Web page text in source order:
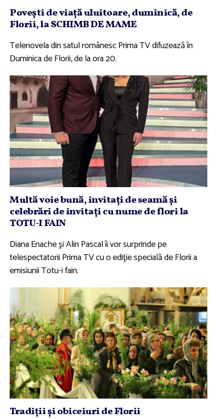
Poveşti de viaţă uluitoare, duminică, de
Florii, la SCHIMB DE MAME
Telenovela din satul românesc Prima TV difuzează în
Duminica de Florii, de la ora 20.
Multă voie bună, invitaţi de seamă şi
celebrări de invitaţi cu nume de flori la
TOTU-I FAIN
Diana Enache şi Alin Pascal îi vor surprinde pe
telespectatorii Prima TV cu o ediţie specială de Florii a
emisiunii Totu-i fain.
Tradiţii şi obiceiuri de Florii